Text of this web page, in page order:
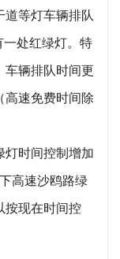
道等灯车辆排队
处红绿灯。特
车辆排队时间更
高速免费时间除
灯时间控制增加
高速沙鸥路绿
按现在时间控